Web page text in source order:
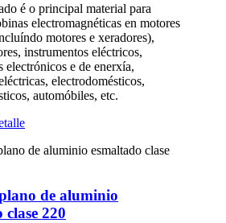
é o principal material para
electromagnéticas en motores
motores e xeradores),
instrumentos eléctricos,
electrónicos e de enerxía,
electrodomésticos,
automóbiles, etc.
de aluminio
clase 220